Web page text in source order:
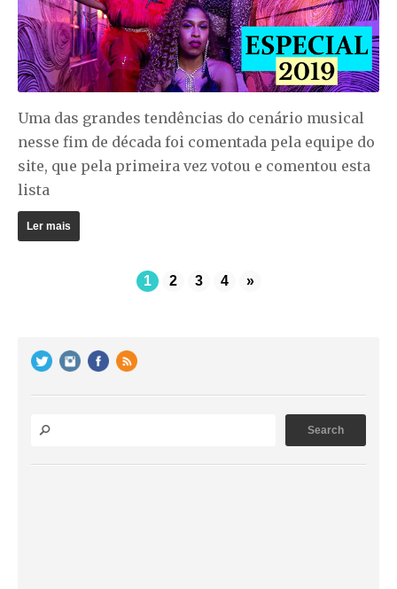
Uma das grandes tendências do cenário musical
nesse fim de década foi comentada pela equipe do
site, que pela primeira vez votou e comentou esta
lista
Ler mais
1 2 3 4 »